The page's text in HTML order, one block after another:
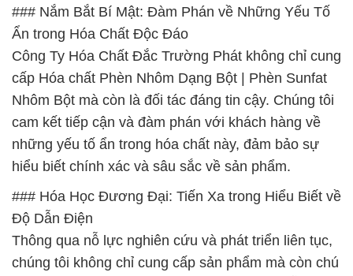
### Nắm Bắt Bí Mật: Đàm Phán về Những Yếu Tố
Ẩn trong Hóa Chất Độc Đáo
Công Ty Hóa Chất Đắc Trường Phát không chỉ cung
cấp Hóa chất Phèn Nhôm Dạng Bột | Phèn Sunfat
Nhôm Bột mà còn là đối tác đáng tin cậy. Chúng tôi
cam kết tiếp cận và đàm phán với khách hàng về
những yếu tố ẩn trong hóa chất này, đảm bảo sự
hiểu biết chính xác và sâu sắc về sản phẩm.
### Hóa Học Đương Đại: Tiến Xa trong Hiểu Biết về
Độ Dẫn Điện
Thông qua nỗ lực nghiên cứu và phát triển liên tục,
chúng tôi không chỉ cung cấp sản phẩm mà còn chú